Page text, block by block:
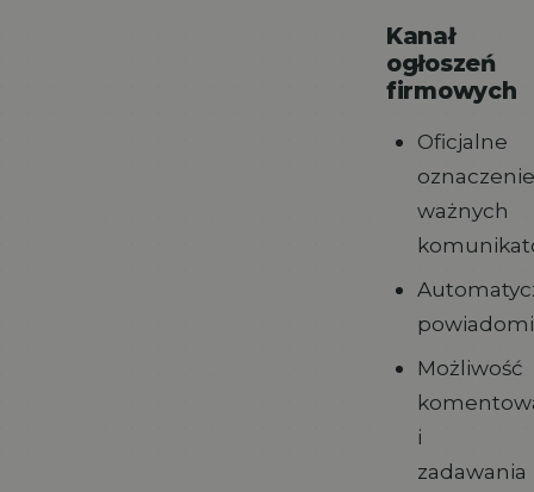
Kanał
ogłoszeń
firmowych
Oficjalne
oznaczenie
ważnych
Możliwość
i
zadawania